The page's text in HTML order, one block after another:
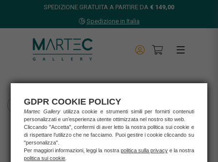
SPEDIZIONE GRATUITA A PARTIRE DA € 149,00
Spedizione in Italia
TORNA INDIETRO
Home
Opere d'arte
Stampe
FIGURATIVO
GDPR COOKIE POLICY
Martec Gallery utilizza cookie e strumenti simili per fornirti contenuti
personalizzati e un’esperienza utente ottimizzata nel nostro sito web.
Cliccando "Accetta", confermi di aver letto la nostra politica sui cookie e
di rispettare l’utilizzo che ne facciamo. Puoi gestire i cookie cliccando su
"personalizza".
Per maggiori informazioni, leggi la nostra politica sulla privacye la nostra
politica sui cookie